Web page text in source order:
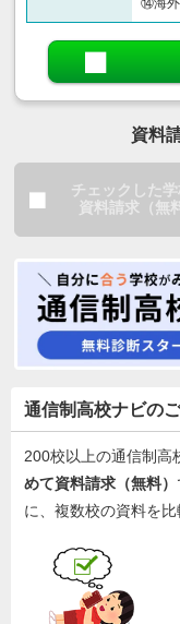
⑭海外
資料
チェックした学
資料請求（無
通信制高校ナビの
200校以上の通信制高
めて資料請求（無料）
に、複数校の資料を比